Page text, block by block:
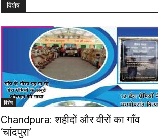
विशेष
विशेष
Chandpura: शहीदों और वीरों का गाँव
‘चांदपुरा’